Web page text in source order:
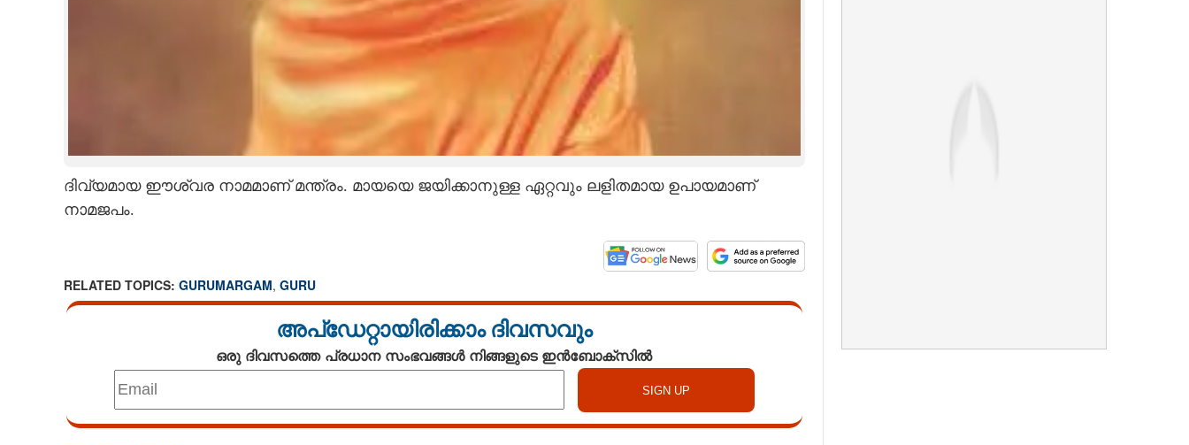
CARTOONS
ദിവ്യമായ ഈശ്വര നാമമാണ് മന്ത്രം. മായയെ ജയിക്കാനുള്ള ഏറ്റവും ലളിതമായ ഉപായമാണ്
നാമജപം.
RELATED TOPICS: GURUMARGAM, GURU
അപ്ഡേറ്റായിരിക്കാം ദിവസവും
ഒരു ദിവസത്തെ പ്രധാന സംഭവങ്ങൾ നിങ്ങളുടെ ഇൻബോക്സിൽ